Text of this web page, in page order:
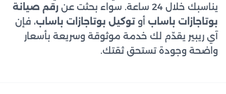
يناسبك خلال 24 ساعة. سواء بحثت عن
رقم صيانة
بوتاجازات باساب أو توكيل بوتاجازات باساب، فإن
آي ريبير يقدّم لك خدمة موثوقة وسريعة بأسعار
واضحة وجودة تستحق ثقتك.